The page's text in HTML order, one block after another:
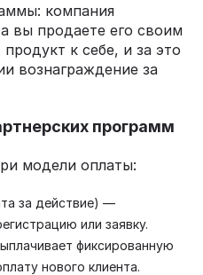
компания
вы продаете его своим
к себе, и за это
вознаграждение за
программ
модели оплаты:
за действие) —
или заявку.
фиксированную
нового клиента.